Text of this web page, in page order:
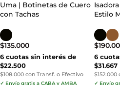
Uma | Botinetas de Cuero
con Tachas
$135.000
6 cuotas sin interés de
$22.500
$108.000 con Transf. o Efectivo
✓ Envío gratis a CABA y AMBA
Estilo
$
6
$31.667
$152.000
✓ Envío